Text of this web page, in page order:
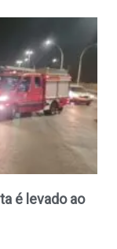
é levado ao